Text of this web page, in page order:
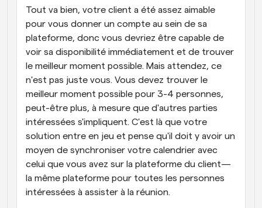
Tout va bien, votre client a été assez aimable
pour vous donner un compte au sein de sa
plateforme, donc vous devriez être capable de
voir sa disponibilité immédiatement et de trouver
le meilleur moment possible. Mais attendez, ce
n'est pas juste vous. Vous devez trouver le
meilleur moment possible pour 3-4 personnes,
peut-être plus, à mesure que d'autres parties
intéressées s'impliquent. C'est là que votre
solution entre en jeu et pense qu'il doit y avoir un
moyen de synchroniser votre calendrier avec
celui que vous avez sur la plateforme du client—
la même plateforme pour toutes les personnes
intéressées à assister à la réunion.